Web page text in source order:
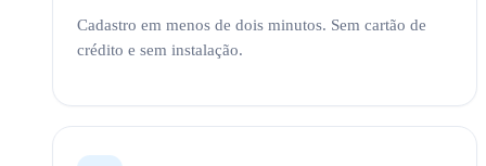
Cadastro em menos de dois minutos. Sem cartão de
crédito e sem instalação.